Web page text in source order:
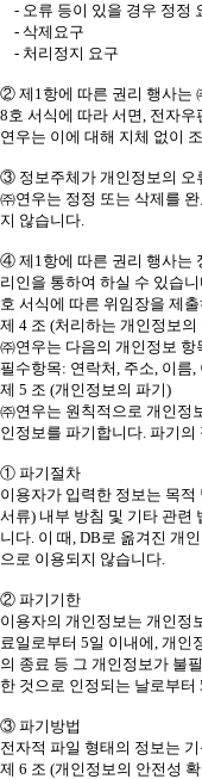
- 오류 등이 있을 경우 정정
- 삭제요구
- 처리정지 요구
② 제1항에 따른 권리 행사는
8호 서식에 따라 서면, 전자
연우는 이에 대해 지체 없이
③ 정보주체가 개인정보의 오
㈜연우는 정정 또는 삭제를
지 않습니다.
④ 제1항에 따른 권리 행사는
리인을 통하여 하실 수 있습
호 서식에 따른 위임장을 제
제 4 조 (처리하는 개인정보의
㈜연우는 다음의 개인정보
필수항목: 연락처, 주소, 이름,
제 5 조 (개인정보의 파기)
㈜연우는 원칙적으로 개인정
인정보를 파기합니다. 파기
① 파기절차
이용자가 입력한 정보는 목
서류) 내부 방침 및 기타 관련
니다. 이 때, DB로 옮겨진 개
으로 이용되지 않습니다.
② 파기기한
이용자의 개인정보는 개인정
료일로부터 5일 이내에, 개인
의 종료 등 그 개인정보가 불
한 것으로 인정되는 날로부
③ 파기방법
전자적 파일 형태의 정보는
제 6 조 (개인정보의 안전성